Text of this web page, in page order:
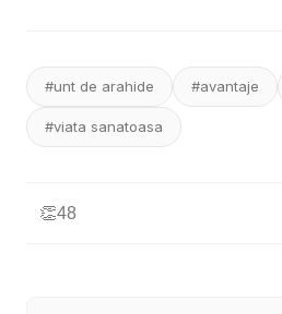
#unt de arahide #avantaje
#viata sanatoasa
👏48